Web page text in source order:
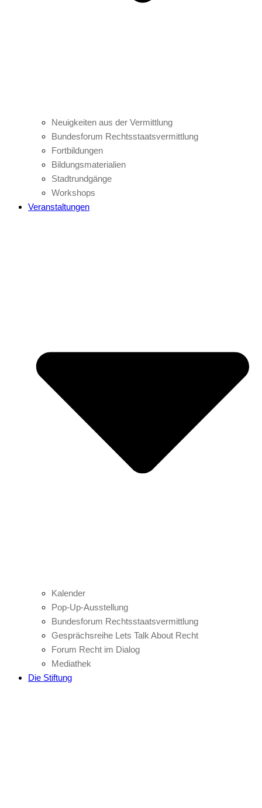
Neuigkeiten aus der Vermittlung
Bundesforum Rechtsstaatsvermittlung
Fortbildungen
Bildungsmaterialien
Stadtrundgänge
Workshops
Veranstaltungen
Kalender
Pop-Up-Ausstellung
Bundesforum Rechtsstaatsvermittlung
Gesprächsreihe Lets Talk About Recht
Forum Recht im Dialog
Mediathek
Die Stiftung